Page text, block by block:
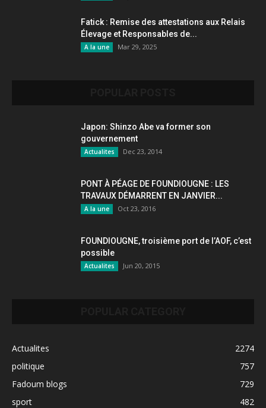
Fatick : Remise des attestations aux Relais
Élevage et Responsables de...
A la une Mar 29, 2025
Japon: Shinzo Abe va former son
gouvernement
Actualites Dec 23, 2014
PONT À PÉAGE DE FOUNDIOUGNE : LES
TRAVAUX DÉMARRENT EN JANVIER...
A la une Oct 23, 2016
FOUNDIOUGNE, troisième port de l’AOF, c’est
possible
Actualites Jun 20, 2015
Actualites
2274
politique
757
Fadoum blogs
729
sport
482